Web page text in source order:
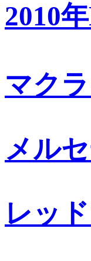
2010
マク
メル
レッ